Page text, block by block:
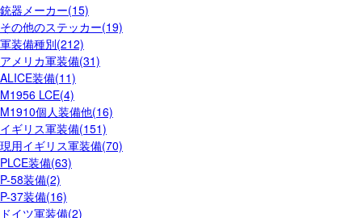
銃器メーカー(15)
その他のステッカー(19)
軍装備種別(212)
アメリカ軍装備(31)
ALICE装備(11)
M1956 LCE(4)
M1910個人装備他(16)
イギリス軍装備(151)
現用イギリス軍装備(70)
PLCE装備(63)
P-58装備(2)
P-37装備(16)
ドイツ軍装備(2)